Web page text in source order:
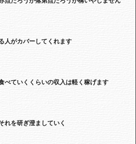
人がカバーしてくれます
べていくくらいの収入は軽く稼げます
れを研ぎ澄ましていく